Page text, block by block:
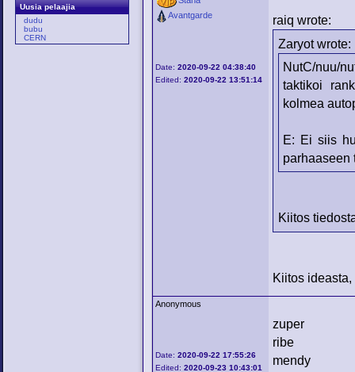
Uusia pelaajia
dudu
bubu
CERN
Avantgarde
Date:2020-09-22 04:38:40
Edited:2020-09-22 13:51:14
raiq wrote:
Zaryot wrote:
NutC/nuu/
taktikoi
kolmea
E: Ei siis
parhaaseen
Kiitos
Kiitos
Anonymous
Date:2020-09-22 17:55:26
Edited:2020-09-23 10:43:01
zuper
ribe
mendy